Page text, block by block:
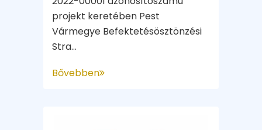
projekt keretében Pest
Vármegye Befektetésösztönzési
Stra...
Bővebben